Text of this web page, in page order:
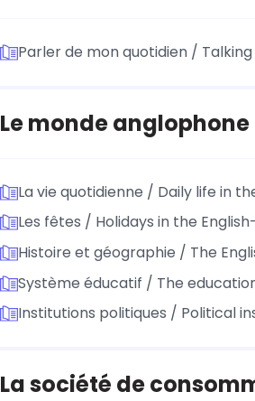
Parler de mon quotidien /
Le monde anglophone
La vie quotidienne / Daily life in
Les fêtes / Holidays in the
Histoire et géographie / The
Système éducatif / The
Institutions politiques / Political
La société de